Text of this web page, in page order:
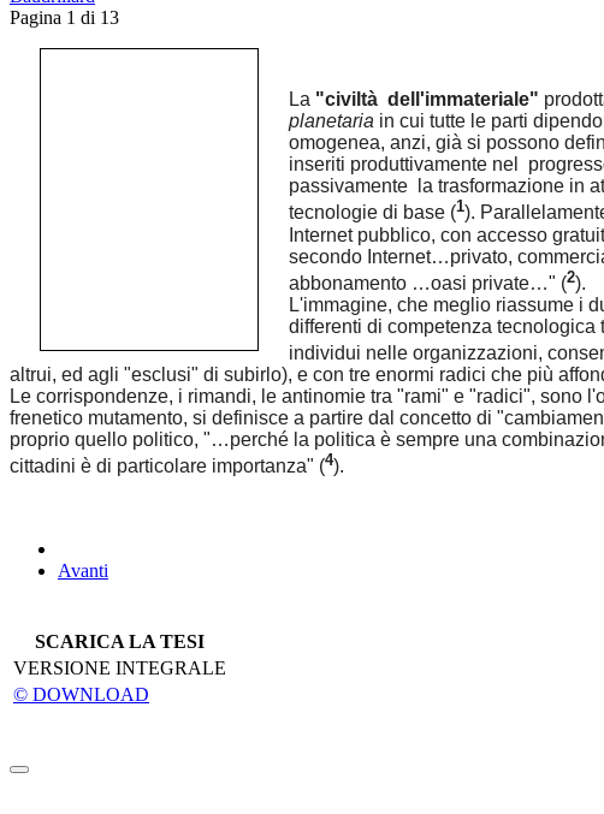
Pagina 1 di 13
La "civiltà dell'immateriale"
planetaria in cui tutte le parti
omogenea, anzi, già si possono
inseriti produttivamente nel
passivamente la trasformazione in
tecnologie di base (1).
Internet pubblico, con accesso
secondo Internet…privato,
abbonamento …oasi private…" (2).
L'immagine, che meglio riassume i
differenti di competenza
individui nelle organizzazioni,
altrui, ed agli "esclusi" di subirlo), e con tre enormi radici che più
Le corrispondenze, i rimandi, le antinomie tra "rami" e "radici", sono
frenetico mutamento, si definisce a partire dal concetto di
proprio quello politico, "…perché la politica è sempre una
cittadini è di particolare importanza" (4).
Avanti
SCARICA LA TESI
VERSIONE INTEGRALE
© DOWNLOAD